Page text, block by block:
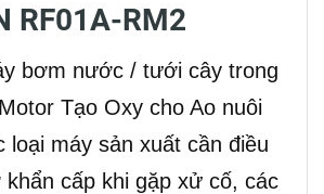
RF01A-RM2
bơm nước / tưới cây trong
Tạo Oxy cho Ao nuôi
loại máy sản xuất cần điều
cấp khi gặp xử cố, các